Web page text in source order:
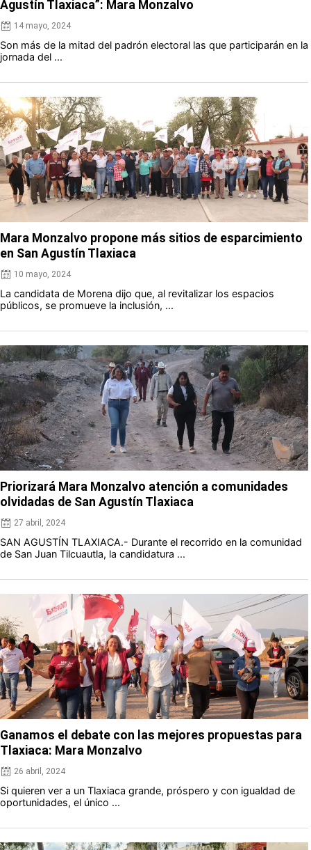
Agustín Tlaxiaca”: Mara Monzalvo
14 mayo, 2024
Son más de la mitad del padrón electoral las que participarán en la
jornada del ...
Mara Monzalvo propone más sitios de esparcimiento
en San Agustín Tlaxiaca
10 mayo, 2024
La candidata de Morena dijo que, al revitalizar los espacios
públicos, se promueve la inclusión, ...
Priorizará Mara Monzalvo atención a comunidades
olvidadas de San Agustín Tlaxiaca
27 abril, 2024
SAN AGUSTÍN TLAXIACA.- Durante el recorrido en la comunidad
de San Juan Tilcuautla, la candidatura ...
Ganamos el debate con las mejores propuestas para
Tlaxiaca: Mara Monzalvo
26 abril, 2024
Si quieren ver a un Tlaxiaca grande, próspero y con igualdad de
oportunidades, el único ...